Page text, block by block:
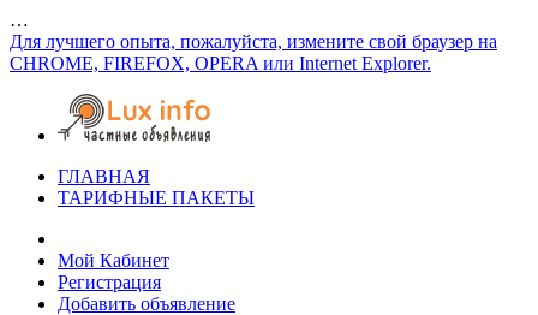
…
Для лучшего опыта, пожалуйста, измените свой браузер на
CHROME, FIREFOX, OPERA или Internet Explorer.
ГЛАВНАЯ
ТАРИФНЫЕ ПАКЕТЫ
Мой Кабинет
Регистрация
Добавить объявление